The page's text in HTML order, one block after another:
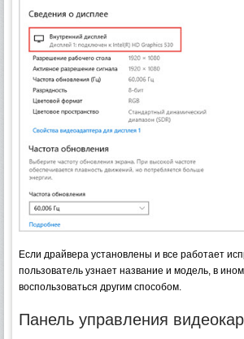
Если драйвера установлены и все работает
пользователь узнает название и модель, в
воспользоваться другим способом.
Панель управления